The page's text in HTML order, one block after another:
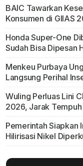
BAIC Tawarkan
Konsumen di GIIAS
Honda Super-One
Sudah Bisa Dipesan
Menkeu Purbaya
Langsung Perihal
Wuling Perluas Lini
2026, Jarak
Pemerintah Siapkan
Hilirisasi Nikel